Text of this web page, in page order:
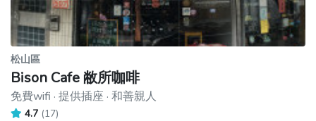
松山區
Bison Cafe 敝所咖啡
免費wifi · 提供插座 · 和善親人
4.7 (17)